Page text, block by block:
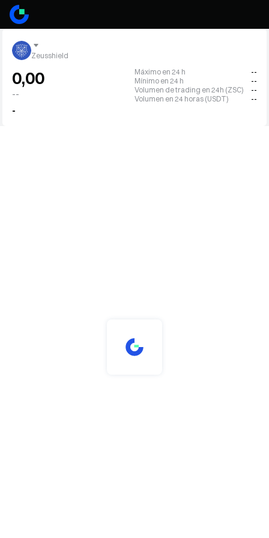
Zeusshield
0,00
--
-
Máximo en 24 h
--
Mínimo en 24 h
--
Volumen de trading en 24h (ZSC)
--
Volumen en 24 horas (USDT)
--